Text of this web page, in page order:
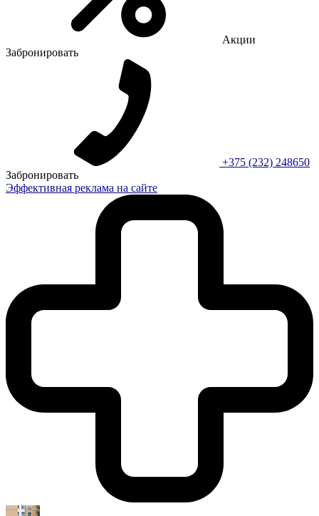
Акции
Забронировать
+375 (232) 248650
Забронировать
Эффективная реклама на сайте